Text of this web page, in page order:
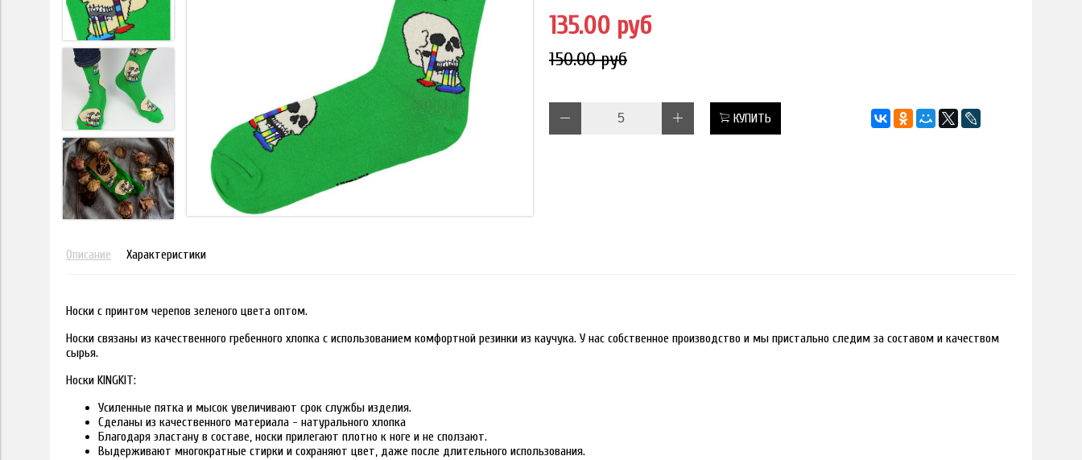
135.00 руб
150.00 руб
КУПИТЬ
Описание Характеристики
Носки с принтом черепов зеленого цвета оптом.
Носки связаны из качественного гребенного хлопка с использованием комфортной резинки из каучука. У нас собственное производство и мы пристально следим за составом и качеством
сырья.
Носки KINGKIT:
Усиленные пятка и мысок увеличивают срок службы изделия.
Сделаны из качественного материала - натурального хлопка
Благодаря эластану в составе, носки прилегают плотно к ноге и не сползают.
Выдерживают многократные стирки и сохраняют цвет, даже после длительного использования.